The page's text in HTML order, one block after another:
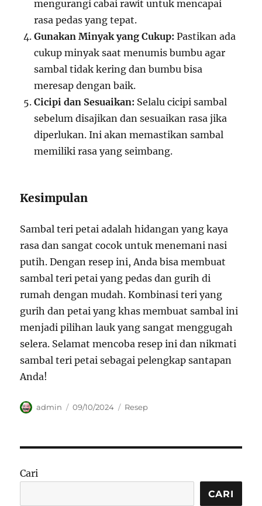
mengurangi cabai rawit untuk mencapai
rasa pedas yang tepat.
Gunakan Minyak yang Cukup: Pastikan ada
cukup minyak saat menumis bumbu agar
sambal tidak kering dan bumbu bisa
meresap dengan baik.
Cicipi dan Sesuaikan: Selalu cicipi sambal
sebelum disajikan dan sesuaikan rasa jika
diperlukan. Ini akan memastikan sambal
memiliki rasa yang seimbang.
Kesimpulan
Sambal teri petai adalah hidangan yang kaya
rasa dan sangat cocok untuk menemani nasi
putih. Dengan resep ini, Anda bisa membuat
sambal teri petai yang pedas dan gurih di
rumah dengan mudah. Kombinasi teri yang
gurih dan petai yang khas membuat sambal ini
menjadi pilihan lauk yang sangat menggugah
selera. Selamat mencoba resep ini dan nikmati
sambal teri petai sebagai pelengkap santapan
Anda!
Author
admin
Posted
09/10/2024 Categories
Resep
Cari
CARI